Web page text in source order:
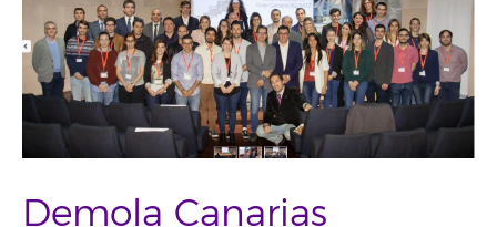
Demola Canarias